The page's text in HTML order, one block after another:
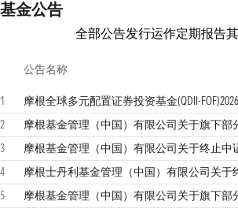
基金公告
全部公告发行运作定期报告
公告名称
1
2
3
4
5